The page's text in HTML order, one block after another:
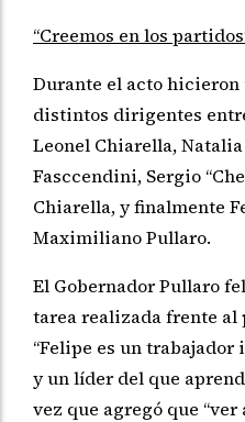
“Creemos en los
Durante el acto hicieron
distintos dirigentes
Leonel Chiarella, Natalia
Fasccendini, Sergio
Chiarella, y finalmente
Maximiliano Pullaro.
El Gobernador Pullaro
tarea realizada frente al
“Felipe es un
y un líder del que
vez que agregó que